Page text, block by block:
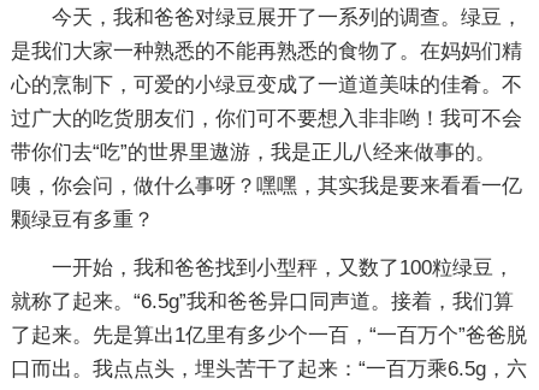
今天，我和爸爸对绿豆展开了一系列的调查。绿豆，
是我们大家一种熟悉的不能再熟悉的食物了。在妈妈们精
心的烹制下，可爱的小绿豆变成了一道道美味的佳肴。不
过广大的吃货朋友们，你们可不要想入非非哟！我可不会
带你们去“吃”的世界里遨游，我是正儿八经来做事的。
咦，你会问，做什么事呀？嘿嘿，其实我是要来看看一亿
颗绿豆有多重？
一开始，我和爸爸找到小型秤，又数了100粒绿豆，
就称了起来。“6.5g”我和爸爸异口同声道。接着，我们算
了起来。先是算出1亿里有多少个一百，“一百万个”爸爸脱
口而出。我点点头，埋头苦干了起来：“一百万乘6.5g，六